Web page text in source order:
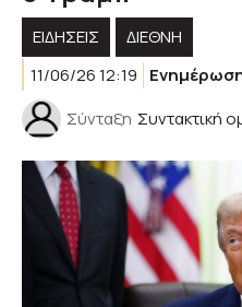
ΕΙΔΗΣΕΙΣ
ΔΙΕΘΝΗ
11/06/26 12:19
Σύνταξη Συντακτική